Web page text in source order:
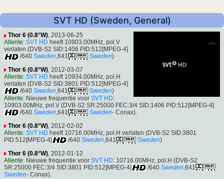
SVT HD (Sweden, General)
Thor 6 (0.8°W), 2013-06-25
Allente: SVT HD heeft 10903.00MHz, pol.V
verlaten (DVB-S2 SID:1406 PID:512[MPEG-4]
/640 Sweden,641 Sweden)
Thor 6 (0.8°W), 2012-03-07
Allente: SVT HD heeft 10934.00MHz, pol.H
verlaten (DVB-S2 SID:3801 PID:512[MPEG-4]
/640 Sweden,641 Sweden)
Allente: Nieuwe frequentie voor SVT HD:
10903.00MHz, pol.V (DVB-S2 SR:25000 FEC:3/4 SID:1406 PID:512[MPEG-4]
/640 Sweden,641 Sweden- Conax).
Thor 6 (0.8°W) , 2012-02-02
Allente: SVT HD heeft 10716.00MHz, pol.H verlaten (DVB-S2 SID:3801
PID:512[MPEG-4]
/640 Sweden ,641 Sweden)
Thor 6 (0.8°W) , 2012-01-12
Allente: Nieuwe frequentie voor SVT HD: 10716.00MHz, pol.H (DVB-S2
SR:25000 FEC:3/4 SID:3801 PID:512[MPEG-4]
/640 Sweden ,641
Sweden- Conax).